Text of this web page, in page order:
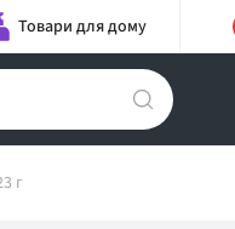
Товари для дому
г